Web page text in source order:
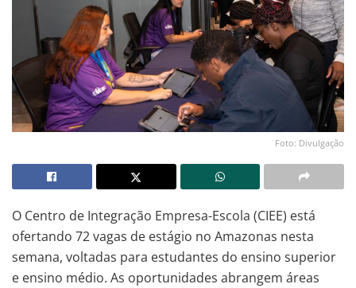
Foto: Divulgação
O Centro de Integração Empresa-Escola (CIEE) está
ofertando 72 vagas de estágio no Amazonas nesta
semana, voltadas para estudantes do ensino superior
e ensino médio. As oportunidades abrangem áreas